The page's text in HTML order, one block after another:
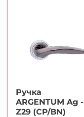
Ручка
ARGENTUM Ag -
Z29 (CP/BN)